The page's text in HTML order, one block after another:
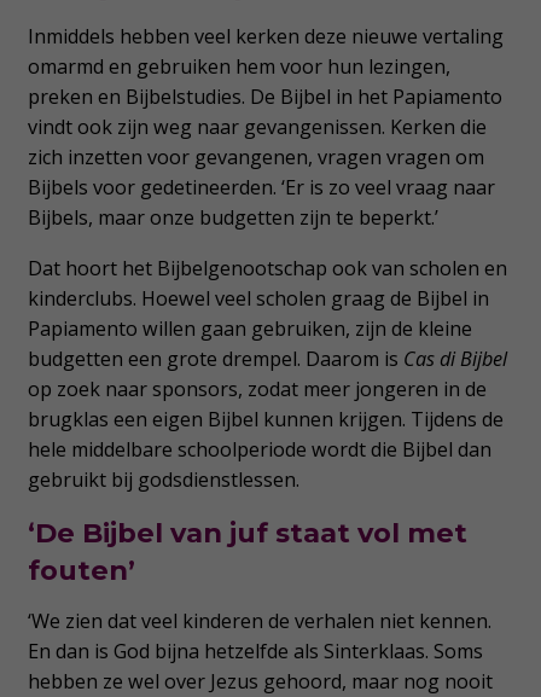
Inmiddels hebben veel kerken deze nieuwe vertaling
omarmd en gebruiken hem voor hun lezingen,
preken en Bijbelstudies. De Bijbel in het Papiamento
vindt ook zijn weg naar gevangenissen. Kerken die
zich inzetten voor gevangenen, vragen vragen om
Bijbels voor gedetineerden. ‘Er is zo veel vraag naar
Bijbels, maar onze budgetten zijn te beperkt.’
Dat hoort het Bijbelgenootschap ook van scholen en
kinderclubs. Hoewel veel scholen graag de Bijbel in
Papiamento willen gaan gebruiken, zijn de kleine
budgetten een grote drempel. Daarom is Cas di Bijbel
op zoek naar sponsors, zodat meer jongeren in de
brugklas een eigen Bijbel kunnen krijgen. Tijdens de
hele middelbare schoolperiode wordt die Bijbel dan
gebruikt bij godsdienstlessen.
‘De Bijbel van juf staat vol met
fouten’
‘We zien dat veel kinderen de verhalen niet kennen.
En dan is God bijna hetzelfde als Sinterklaas. Soms
hebben ze wel over Jezus gehoord, maar nog nooit